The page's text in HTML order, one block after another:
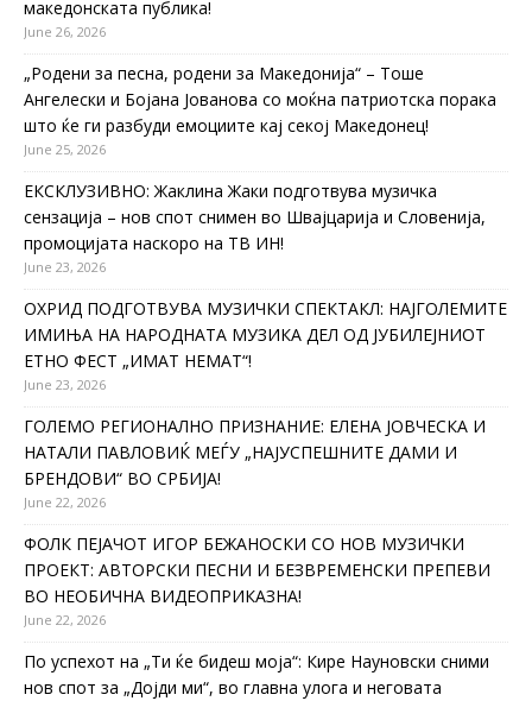
македонската публика!
June 26, 2026
„Родени за песна, родени за Македонија“ – Тоше
Ангелески и Бојана Јованова со моќна патриотска порака
што ќе ги разбуди емоциите кај секој Македонец!
June 25, 2026
ЕКСКЛУЗИВНО: Жаклина Жаки подготвува музичка
сензација – нов спот снимен во Швајцарија и Словенија,
промоцијата наскоро на ТВ ИН!
June 23, 2026
ОХРИД ПОДГОТВУВА МУЗИЧКИ СПЕКТАКЛ: НАЈГОЛЕМИТЕ
ИМИЊА НА НАРОДНАТА МУЗИКА ДЕЛ ОД ЈУБИЛЕЈНИОТ
ЕТНО ФЕСТ „ИМАТ НЕМАТ“!
June 23, 2026
ГОЛЕМО РЕГИОНАЛНО ПРИЗНАНИЕ: ЕЛЕНА ЈОВЧЕСКА И
НАТАЛИ ПАВЛОВИЌ МЕЃУ „НАЈУСПЕШНИТЕ ДАМИ И
БРЕНДОВИ“ ВО СРБИЈА!
June 22, 2026
ФОЛК ПЕЈАЧОТ ИГОР БЕЖАНОСКИ СО НОВ МУЗИЧКИ
ПРОЕКТ: АВТОРСКИ ПЕСНИ И БЕЗВРЕМЕНСКИ ПРЕПЕВИ
ВО НЕОБИЧНА ВИДЕОПРИКАЗНА!
June 22, 2026
По успехот на „Ти ќе бидеш моја“: Кире Науновски сними
нов спот за „Дојди ми“, во главна улога и неговата